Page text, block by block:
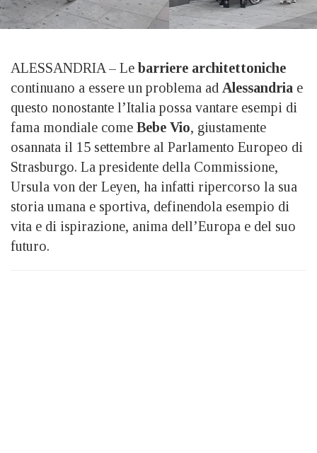
ALESSANDRIA – Le barriere architettoniche
continuano a essere un problema ad Alessandria e
questo nonostante l’Italia possa vantare esempi di
fama mondiale come Bebe Vio, giustamente
osannata il 15 settembre al Parlamento Europeo di
Strasburgo. La presidente della Commissione,
Ursula von der Leyen, ha infatti ripercorso la sua
storia umana e sportiva, definendola esempio di
vita e di ispirazione, anima dell’Europa e del suo
futuro.